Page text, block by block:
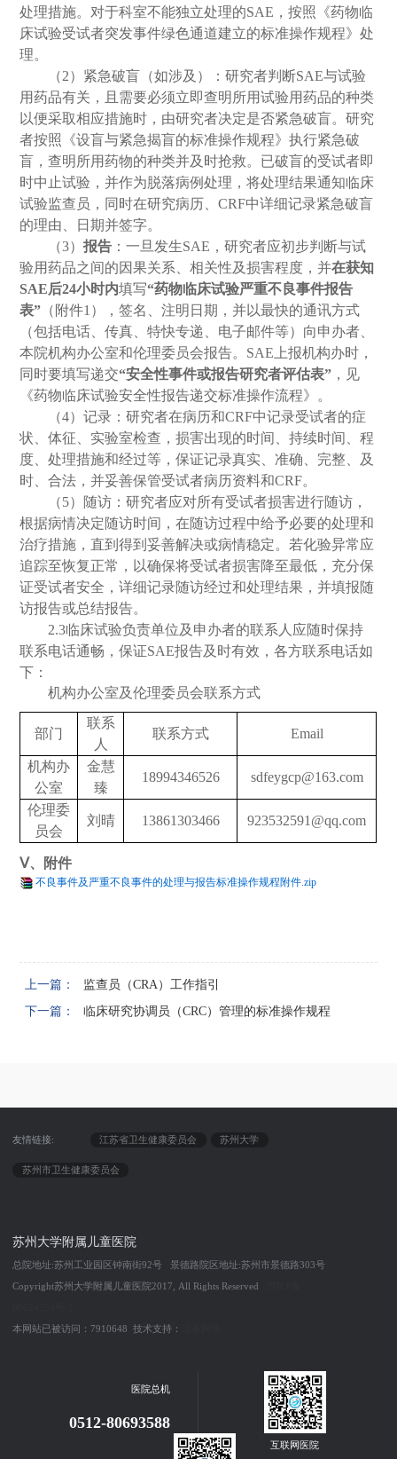
处理措施。对于科室不能独立处理的SAE ，按照《药物临
床试验受试者突发事件绿色通道建立的标准操作规程》处
理。
（2）紧急破盲（如涉及）：研究者判断SAE与试验
用药品有关，且需要必须立即查明所用试验用药品的种类
以便采取相应措施时，由研究者决定是否紧急破盲。研究
者按照《设盲与紧急揭盲的标准操作规程》执行紧急破
盲，查明所用药物的种类并及时抢救。已破盲的受试者即
时中止试验，并作为脱落病例处理，将处理结果通知临床
试验监查员，同时在研究病历、CRF中详细记录紧急破盲
的理由、日期并签字。
（3）报告 ：一旦发生SAE ，研究者应初步判断与试
验用药品之间的因果关系、相关性及损害程度，并在获知
SAE后24小时内填写“药物临床试验严重不良事件报告
表” （附件1 ），签名、注明日期，并以最快的通讯方式
（包括电话、传真、特快专递、电子邮件等）向申办者、
本院机构办公室和伦理委员会报告。 SAE 上报机构办时，
同时要填写递交“安全性事件或报告研究者评估表” ，见
《药物临床试验安全性报告递交标准操作流程》。
（4）记录：研究者在病历和CRF中记录受试者的症
状、体征、实验室检查，损害出现的时间、持续时间、程
度、处理措施和经过等，保证记录真实、准确、完整、及
时、合法，并妥善保管受试者病历资料和CRF。
（5）随访：研究者应对所有受试者损害进行随访，
根据病情决定随访时间，在随访过程中给予必要的处理和
治疗措施，直到得到妥善解决或病情稳定。若化验异常应
追踪至恢复正常，以确保将受试者损害降至最低，充分保
证受试者安全，详细记录随访经过和处理结果，并填报随
访报告或总结报告。
2.3临床试验负责单位及申办者的联系人应随时保持
联系电话通畅，保证SAE报告及时有效，各方联系电话如
下：
机构办公室及伦理委员会联系方式
部门
联系
人
联系方式 Email
机构办
公室
金慧
臻
18994346526 sdfeygcp@163.com
伦理委
员会
刘晴 13861303466 923532591@qq.com
Ⅴ、附件
不良事件及严重不良事件的处理与报告标准操作规程附件.zip
上一篇：
监查员（CRA）工作指引
下一篇：
临床研究协调员（CRC）管理的标准操作规程
友情链接: 江苏省卫生健康委员会 苏州大学
苏州市卫生健康委员会
苏州大学附属儿童医院
总院地址:苏州工业园区钟南街92号 景德路院区地址:苏州市景德路303号
Copyright苏州大学附属儿童医院2017, All Rights Reserved
本网站已被访问：7910648 技术支持：
医院总机
0512-80693588
互联网医院